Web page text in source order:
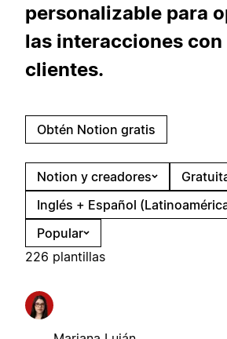
personalizable para
las interacciones con
clientes.
Obtén Notion gratis
Notion y creadores
Inglés + Español
Popular
226 plantillas